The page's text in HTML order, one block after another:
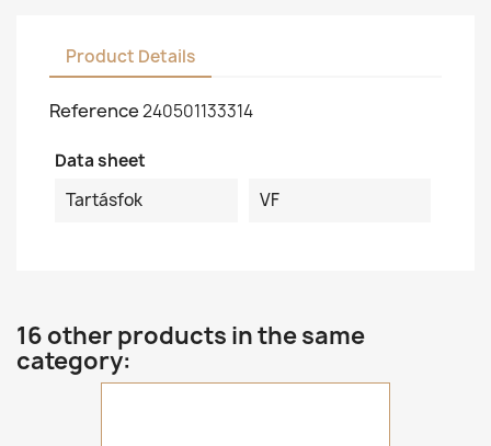
Product Details
Reference240501133314
Data sheet
Tartásfok
VF
16 other products in the same
category: